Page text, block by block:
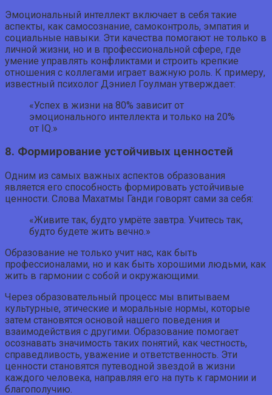
Эмоциональный интеллект включает в себя такие
аспекты, как самосознание, самоконтроль, эмпатия и
социальные навыки. Эти качества помогают не только в
личной жизни, но и в профессиональной сфере, где
умение управлять конфликтами и строить крепкие
отношения с коллегами играет важную роль. К примеру,
известный психолог Дэниел Гоулман утверждает:
«Успех в жизни на 80% зависит от
эмоционального интеллекта и только на 20%
от IQ.»
8. Формирование устойчивых ценностей
Одним из самых важных аспектов образования
является его способность формировать устойчивые
ценности. Слова Махатмы Ганди говорят сами за себя:
«Живите так, будто умрёте завтра. Учитесь так,
будто будете жить вечно.»
Образование не только учит нас, как быть
профессионалами, но и как быть хорошими людьми, как
жить в гармонии с собой и окружающими.
Через образовательный процесс мы впитываем
культурные, этические и моральные нормы, которые
затем становятся основой нашего поведения и
взаимодействия с другими. Образование помогает
осознавать значимость таких понятий, как честность,
справедливость, уважение и ответственность. Эти
ценности становятся путеводной звездой в жизни
каждого человека, направляя его на путь к гармонии и
благополучию.